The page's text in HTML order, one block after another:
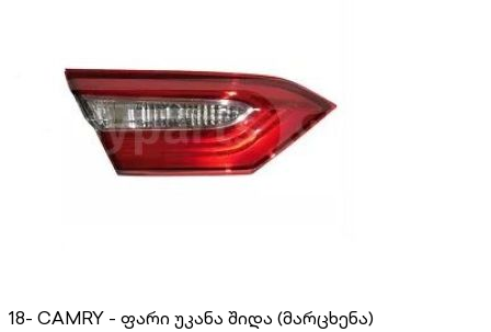
18- CAMRY - ფარი უკანა შიდა (მარცხენა)